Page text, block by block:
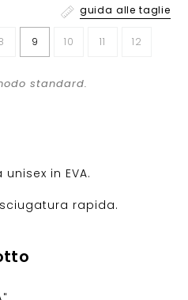
guida alle taglie
9 10 11 12
standard.
in EVA.
rapida.